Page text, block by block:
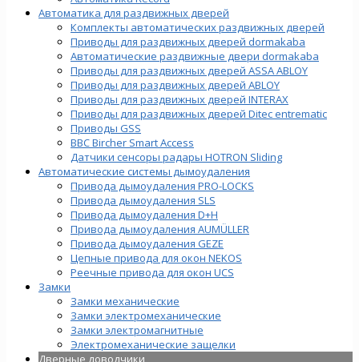
Автоматика для раздвижных дверей
Комплекты автоматических раздвижных дверей
Приводы для раздвижных дверей dormakaba
Автоматические раздвижные двери dormakaba
Приводы для раздвижных дверей ASSA ABLOY
Приводы для раздвижных дверей ABLOY
Приводы для раздвижных дверей INTERAX
Приводы для раздвижных дверей Ditec entrematic
Приводы GSS
BBC Bircher Smart Access
Датчики сенсоры радары HOTRON Sliding
Автоматические системы дымоудаления
Привода дымоудаления PRO-LOCKS
Привода дымоудаления SLS
Привода дымоудаления D+H
Привода дымоудаления AUMÜLLER
Привода дымоудаления GEZE
Цепные привода для окон NEKOS
Реечные привода для окон UСS
Замки
Замки механические
Замки электромеханические
Замки электромагнитные
Электромеханические защелки
Дверные доводчики